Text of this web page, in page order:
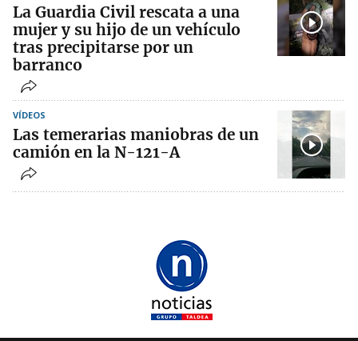
La Guardia Civil rescata a una
mujer y su hijo de un vehículo
tras precipitarse por un
barranco
VÍDEOS
Las temerarias maniobras de un
camión en la N-121-A